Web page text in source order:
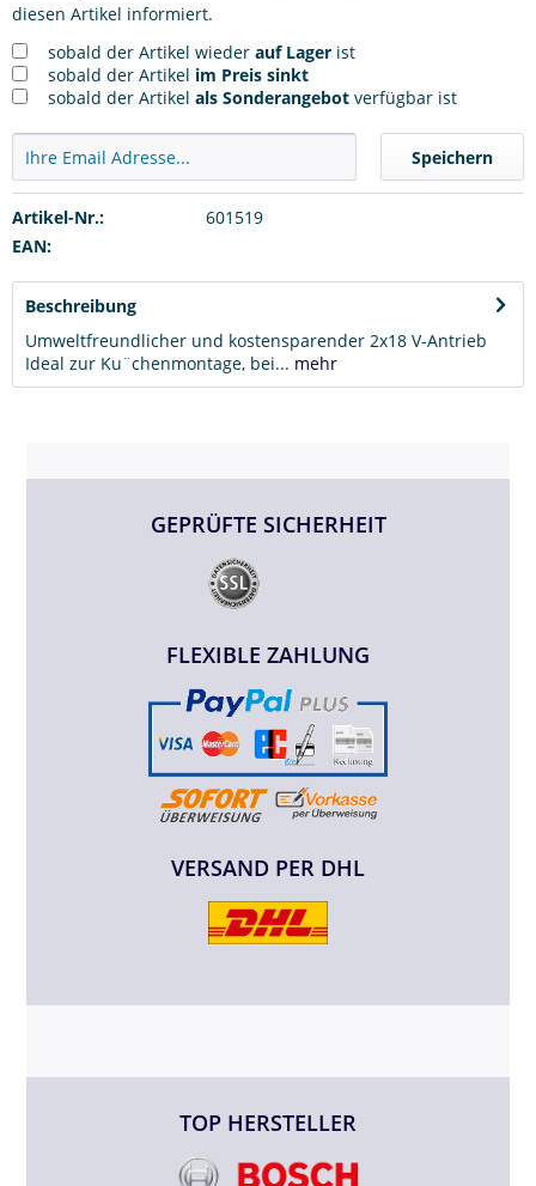
diesen Artikel informiert.
sobald der Artikel wieder auf Lager ist
sobald der Artikel im Preis sinkt
sobald der Artikel als Sonderangebot verfügbar ist
Speichern
Artikel-Nr.:
601519
EAN:
Beschreibung
Umweltfreundlicher und kostensparender 2x18 V-Antrieb
Ideal zur Ku¨chenmontage, bei... mehr
GEPRÜFTE SICHERHEIT
FLEXIBLE ZAHLUNG
VERSAND PER DHL
TOP HERSTELLER